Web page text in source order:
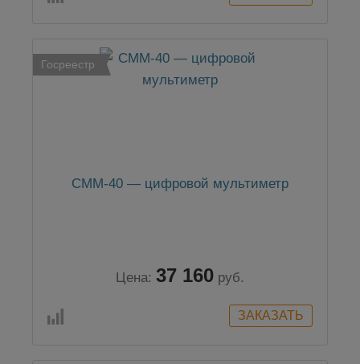
Госреестр
CMM-40 — цифровой мультиметр
Цена: 37 160 руб.